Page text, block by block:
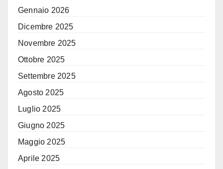
Gennaio 2026
Dicembre 2025
Novembre 2025
Ottobre 2025
Settembre 2025
Agosto 2025
Luglio 2025
Giugno 2025
Maggio 2025
Aprile 2025